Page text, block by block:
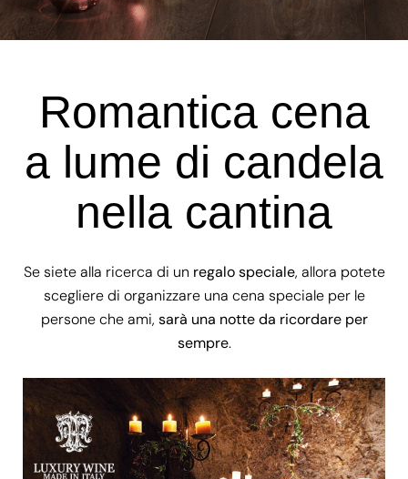
Romantica cena
a lume di candela
nella cantina
Se siete alla ricerca di un regalo speciale, allora potete
scegliere di organizzare una cena speciale per le
persone che ami, sarà una notte da ricordare per
sempre.